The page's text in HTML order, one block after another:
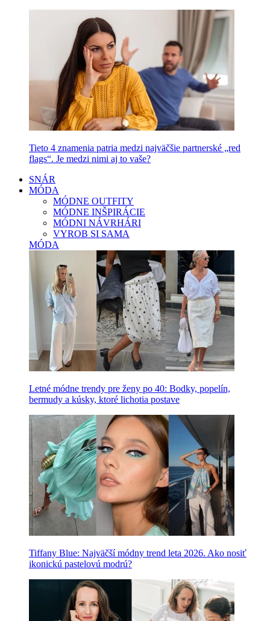
Tieto 4 znamenia patria medzi najväčšie partnerské „red
flags“. Je medzi nimi aj to vaše?
SNÁR
MÓDA
MÓDNE OUTFITY
MÓDNE INŠPIRÁCIE
MÓDNI NÁVRHÁRI
VYROB SI SAMA
MÓDA
Letné módne trendy pre ženy po 40: Bodky, popelín,
bermudy a kúsky, ktoré lichotia postave
Tiffany Blue: Najväčší módny trend leta 2026. Ako nosiť
ikonickú pastelovú modrú?